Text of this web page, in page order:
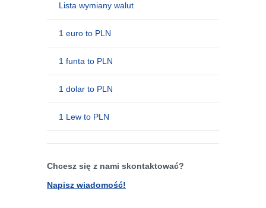
Lista wymiany walut
1 euro to PLN
1 funta to PLN
1 dolar to PLN
1 Lew to PLN
Chcesz się z nami skontaktować?
Napisz wiadomość!